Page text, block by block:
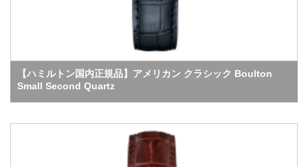
【ハミルトン国内正規品】アメリカン クラシック Boulton
Small Second Quartz